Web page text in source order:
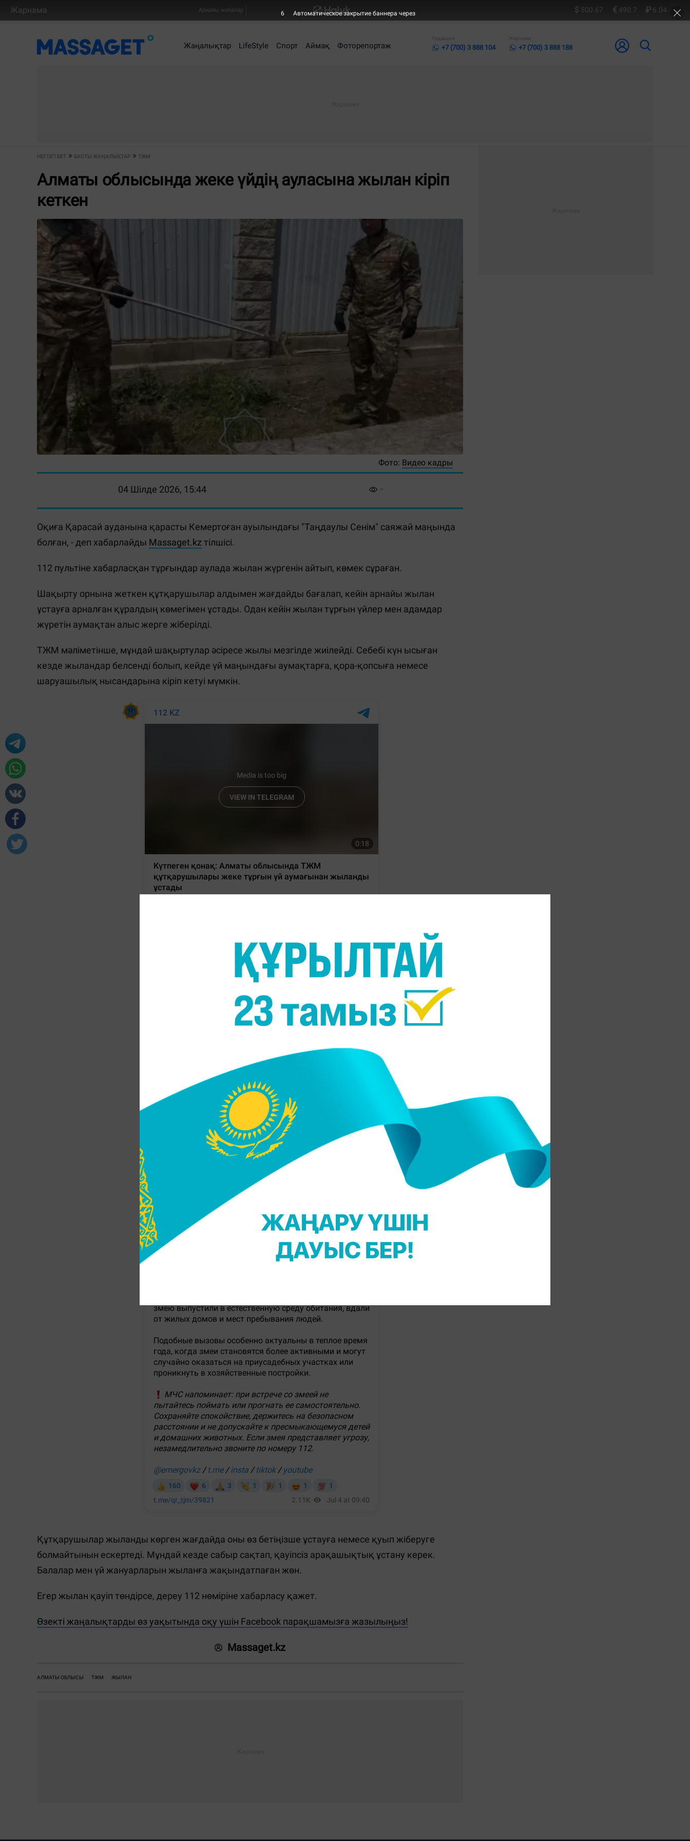
Жарнама Арнайы жобалар 500.67 490.7 6.04
Жаңалықтар LifeStyle Спорт Аймақ Фоторепортаж
Редакция
+7 (700) 3 888 104
Жарнама
+7 (700) 3 888 188
НЕГІЗГІ БЕТ БАСТЫ ЖАҢАЛЫҚТАР ТЖМ
Алматы облысында жеке үйдің ауласына жылан кіріп
кеткен
Фото: Видео кадры
04 Шілде 2026, 15:44
Оқиға Қарасай ауданына қарасты Кемертоған ауылындағы "Таңдаулы Сенім" саяжай маңында
болған, - деп хабарлайды Massaget.kzтілшісі.
112 пультіне хабарласқан тұрғындар аулада жылан жүргенін айтып, көмек сұраған.
Шақырту орнына жеткен құтқарушылар алдымен жағдайды бағалап, кейін арнайы жылан
ұстауға арналған құралдың көмегімен ұстады. Одан кейін жылан тұрғын үйлер мен адамдар
жүретін аумақтан алыс жерге жіберілді.
ТЖМ мәліметінше, мұндай шақыртулар әсіресе жылы мезгілде жиілейді. Себебі күн ысыған
кезде жыландар белсенді болып, кейде үй маңындағы аумақтарға, қора-қопсыға немесе
шаруашылық нысандарына кіріп кетуі мүмкін.
Құтқарушылар жыланды көрген жағдайда оны өз бетіңізше ұстауға немесе қуып жіберуге
болмайтынын ескертеді. Мұндай кезде сабыр сақтап, қауіпсіз арақашықтық ұстану керек.
Балалар мен үй жануарларын жыланға жақындатпаған жөн.
Егер жылан қауіп төндірсе, дереу 112 нөміріне хабарласу қажет.
Өзекті жаңалықтарды өз уақытында оқу үшін Facebook парақшамызға жазылыңыз!
Massaget.kz
АЛМАТЫ ОБЛЫСЫ ТЖМ ЖЫЛАН
5 Автоматическое закрытие баннера через